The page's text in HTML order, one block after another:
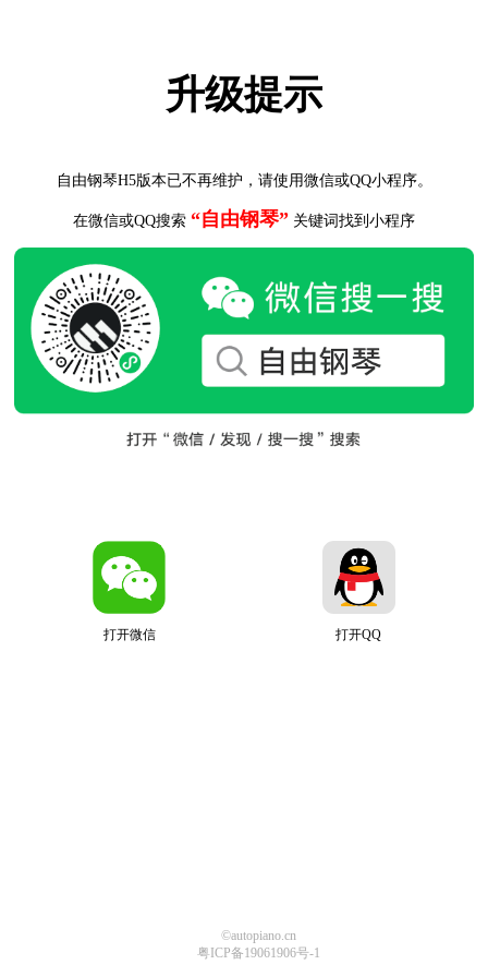
升级提示
自由钢琴H5版本已不再维护，请使用微信或QQ小程序。
在微信或QQ搜索 “自由钢琴” 关键词找到小程序
打开微信 打开QQ
©autopiano.cn
粤ICP备19061906号-1